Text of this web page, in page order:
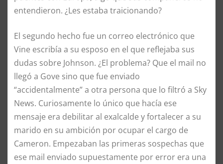
entendieron. ¿Les estaba traicionando?
El segundo hecho fue un correo electrónico que
Vine escribía a su esposo en el que reflejaba sus
dudas sobre Johnson. ¿El problema? Que el mail no
llegó a Gove sino que fue enviado
“accidentalmente” a otra persona que lo filtró a Sky
News. Curiosamente lo único que hacía ese
mensaje era debilitar al exalcalde y fortalecer a su
marido en su ambición por ocupar el cargo de
Cameron. Empezaban las primeras sospechas que
ese mail enviado supuestamente por error era una